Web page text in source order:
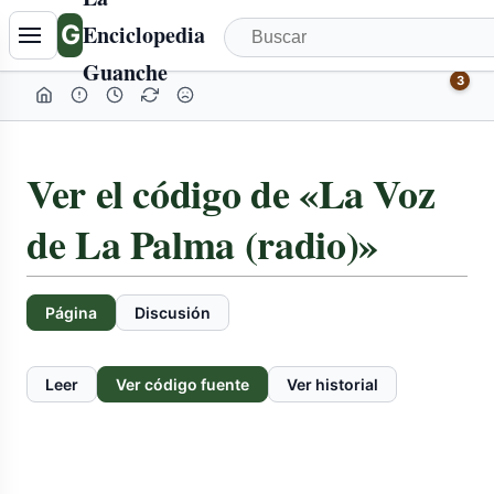
GEnciclopedia
Guanche
3
Ver el código de «La Voz
de La Palma (radio)»
Página Discusión
Leer Ver código fuente Ver historial